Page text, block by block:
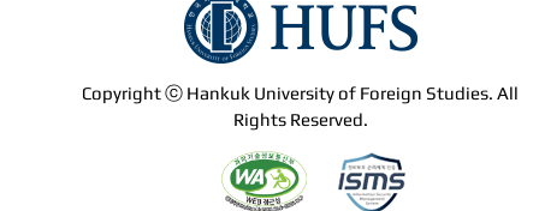
Copyright ⓒ Hankuk University of Foreign Studies. All
Rights Reserved.